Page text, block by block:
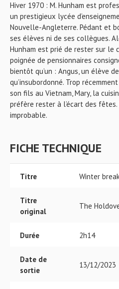
Hiver 1970 : M. Hunham est
un prestigieux lycée
Nouvelle-Angleterre. Pédant et
ses élèves ni de ses collègues.
Hunham est prié de rester sur le
poignée de pensionnaires
bientôt qu’un : Angus, un élève
qu’insubordonné. Trop
son fils au Vietnam, Mary, la
préfère rester à l’écart des
improbable.
FICHE TECHNIQUE
Titre Winter
Titre
original
The
Durée 2h14
Date de
sortie
13/12/2023